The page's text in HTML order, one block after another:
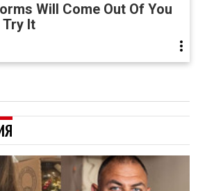
Will Come Out Of You
Try It